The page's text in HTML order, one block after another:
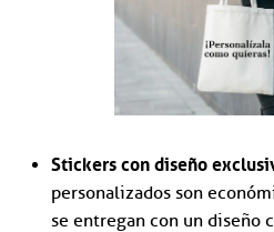
Stickers con diseño
personalizados son
se entregan con un diseño